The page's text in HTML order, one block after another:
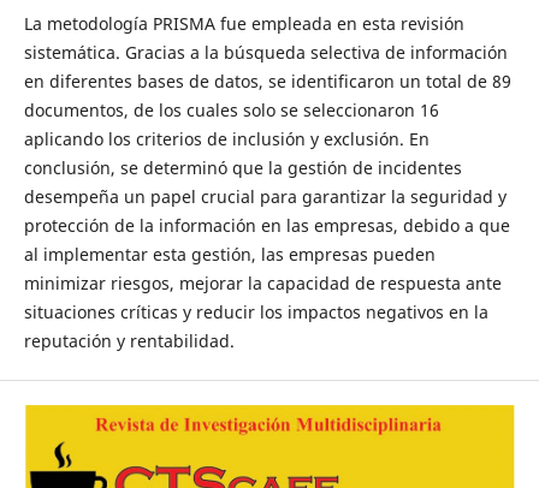
La metodología PRISMA fue empleada en esta revisión
sistemática. Gracias a la búsqueda selectiva de información
en diferentes bases de datos, se identificaron un total de 89
documentos, de los cuales solo se seleccionaron 16
aplicando los criterios de inclusión y exclusión. En
conclusión, se determinó que la gestión de incidentes
desempeña un papel crucial para garantizar la seguridad y
protección de la información en las empresas, debido a que
al implementar esta gestión, las empresas pueden
minimizar riesgos, mejorar la capacidad de respuesta ante
situaciones críticas y reducir los impactos negativos en la
reputación y rentabilidad.